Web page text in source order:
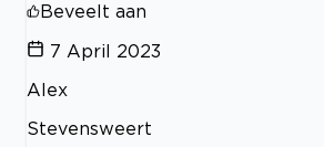
Beveelt aan
7 April 2023
Alex
Stevensweert